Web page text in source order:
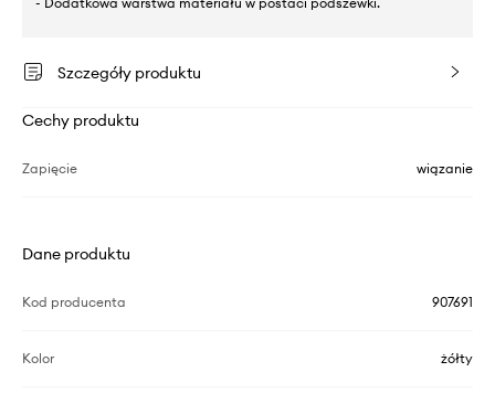
Szczegóły produktu
Cechy produktu
Zapięcie wiązanie
Dane produktu
Kod producenta 907691
Kolor żółty